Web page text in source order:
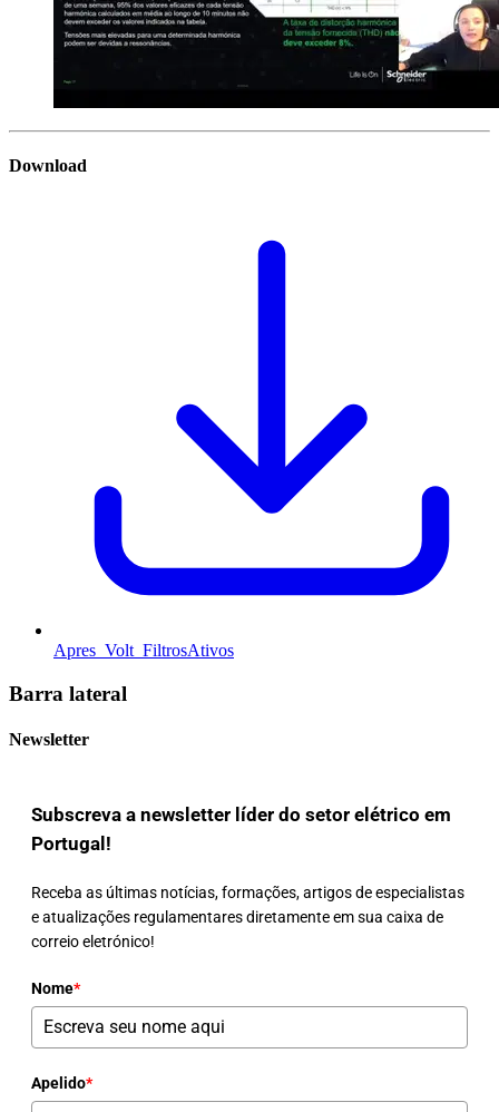
Download
Apres_Volt_FiltrosAtivos
Barra lateral
Newsletter
Subscreva a newsletter líder do setor elétrico em
Portugal!
Receba as últimas notícias, formações, artigos de especialistas
e atualizações regulamentares diretamente em sua caixa de
correio eletrónico!
Nome*
Apelido*